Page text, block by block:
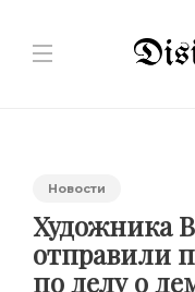
Новости
Художника
отправили
по делу о